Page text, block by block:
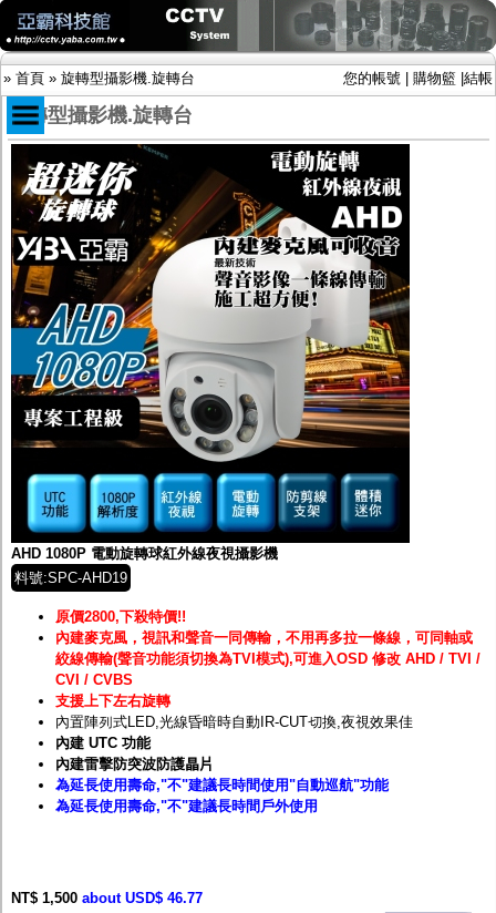
» 首頁 » 旋轉型攝影機.旋轉台 您的帳號 購物籃 結帳
商品目錄
限時促銷特惠專案
IP網路攝影機及錄放影機
AHD DVR數位錄放影機
AHD半球型(適用屋內)
AHD中小型紅外線攝影機(適用騎樓、室內外)
AHD防護罩型攝影機(適用屋外，紅外線照射
距離遠）
AHD特殊功能型攝影機
旋轉型攝影機.旋轉台
傳統高解析攝影機
鏡頭
投光設備
多路攝影機單軸傳輸
監聽器.麥克風
網路設備
視訊轉換設備
雙絞線傳輸器
雜訊改善器
分配放大器
網路線用水晶頭
網路線
懶人線.同軸線.花線
線頭.插座.延長線.HDMI線
集線盒.防水盒.配線盒
變壓器.避雷器
轉接頭
偽裝嚇阻假監視器. 警示防盜貼紙
行車紀錄器.車用插座配件
旋轉型攝影機.旋轉台
AHD 1080P 電動旋轉球紅外線夜視攝影機
料號:SPC-AHD19
原價2800,下殺特價!!
內建麥克風，視訊和聲音一同傳輸，不用再多拉一條線，可同軸或
絞線傳輸(聲音功能須切換為TVI模式),可進入OSD 修改 AHD / TVI /
CVI / CVBS
支援上下左右旋轉
內置陣列式LED,光線昏暗時自動IR-CUT切換,夜視效果佳
內建 UTC 功能
內建雷擊防突波防護晶片
為延長使用壽命,"不"建議長時間使用"自動巡航"功能
為延長使用壽命,"不"建議長時間戶外使用
NT$ 1,500 about USD$ 46.77